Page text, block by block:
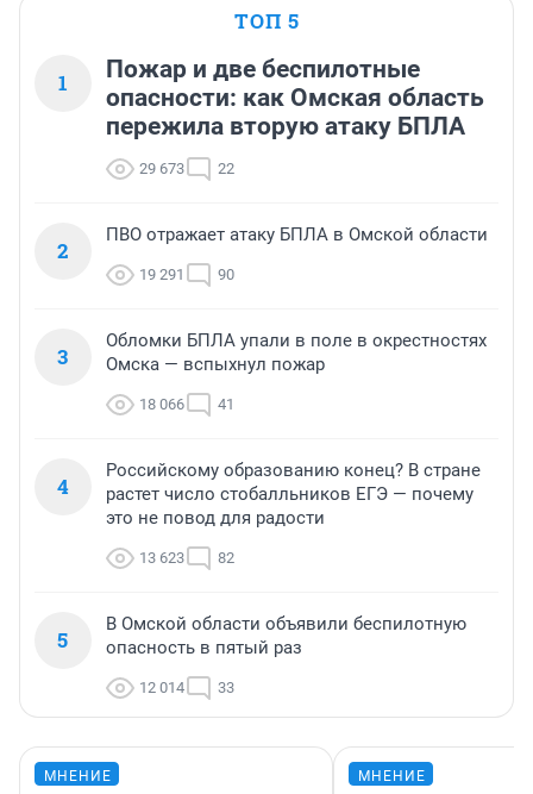
ТОП 5
1
Пожар и две беспилотные
опасности: как Омская область
пережила вторую атаку БПЛА
29 673 22
2
ПВО отражает атаку БПЛА в Омской области
19 291 90
3
Обломки БПЛА упали в поле в окрестностях
Омска — вспыхнул пожар
18 066 41
4
Российскому образованию конец? В стране
растет число стобалльников ЕГЭ — почему
это не повод для радости
13 623 82
5
В Омской области объявили беспилотную
опасность в пятый раз
12 014 33
МНЕНИЕ МНЕНИЕ